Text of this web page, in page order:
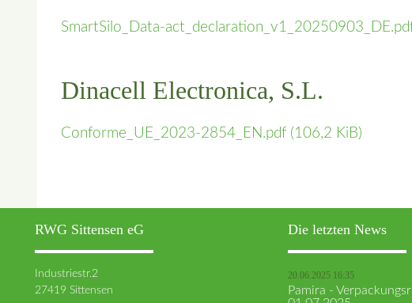
SmartSilo_Data-
Dinacell Electronica, S.L.
Conforme_UE_2023-2854_EN.pdf (106,2 KiB)
RWG Sittensen eG
Industriestr.2
27419 Sittensen
Die letzten News
20.06.2025 16:35
Pamira -